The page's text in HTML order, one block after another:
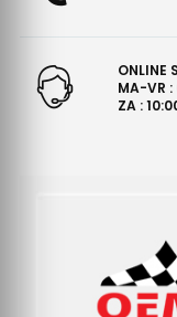
ONLINE
MA-VR
ZA :